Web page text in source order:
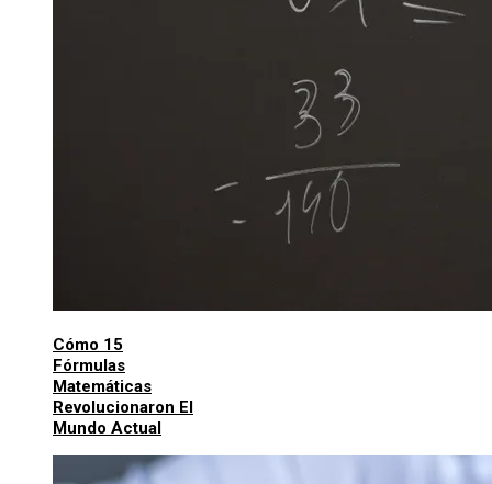
Cómo 15
Fórmulas
Matemáticas
Revolucionaron El
Mundo Actual